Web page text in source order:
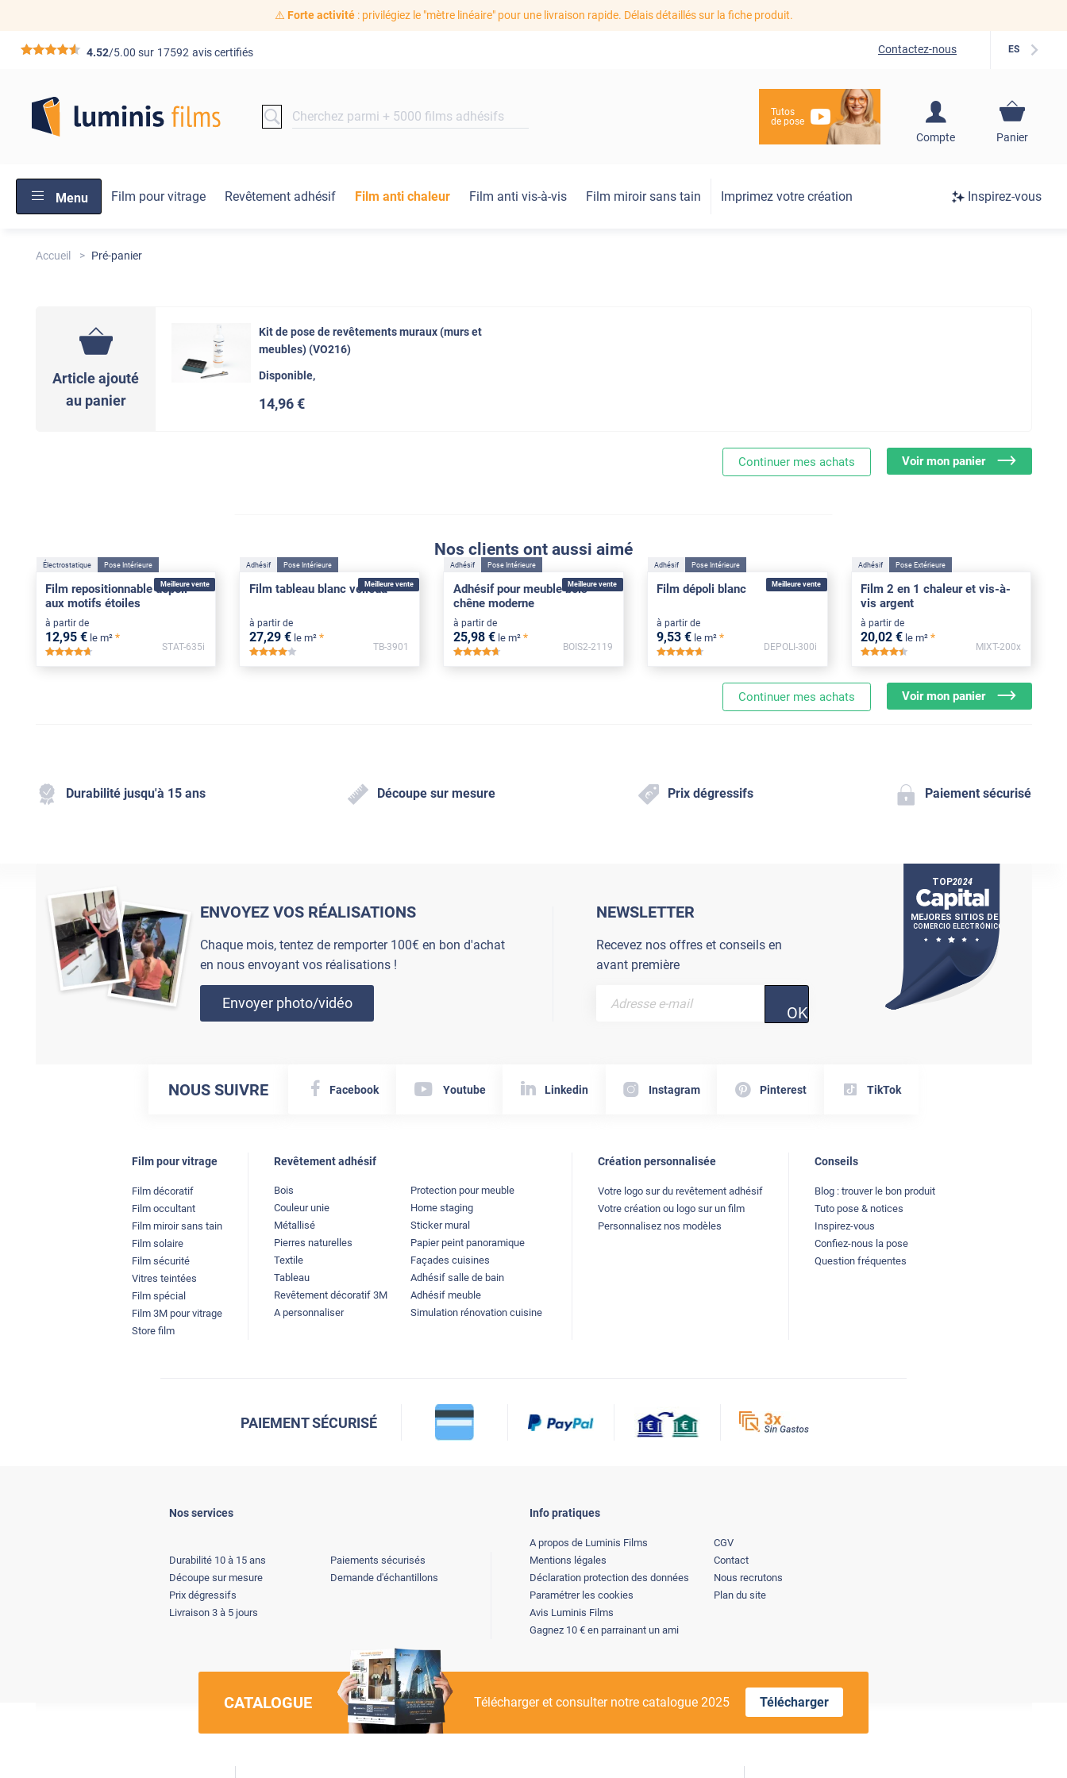
⚠️ Forte activité: privilégiez le "mètre linéaire" pour une livraison rapide. Délais détaillés sur la fiche produit.
*****4.52/5.00 sur 17592 avis certifiés Contactez-nous ES
Tutos
de pose
Compte
S'inscrire / Se
Panier
Menu Film pour vitrage Revêtement adhésif Film anti chaleur Film anti vis-à-vis Film miroir sans tain Imprimez votre création Inspirez-vous
Accueil Pré-panier
Article ajouté
au panier
Kit de pose de revêtements muraux (murs et
meubles) (VO216)
Disponible,
14,96 €
Voir mon panier
Continuer mes achats
Nos clients ont aussi aimé
Meilleure vente
Électrostatique Pose Intérieure
Film repositionnable dépoli
aux motifs étoiles
à partir de
12,95 € le m² *
*****
STAT-635i
Meilleure vente
Adhésif Pose Intérieure
Film tableau blanc velleda
à partir de
27,29 € le m² *
*****
TB-3901
Meilleure vente
Adhésif Pose Intérieure
Adhésif pour meuble bois
chêne moderne
à partir de
25,98 € le m² *
*****
BOIS2-2119
Meilleure vente
Adhésif Pose Intérieure
Film dépoli blanc
à partir de
9,53 € le m² *
*****
DEPOLI-300i
Adhésif Pose Extérieure
Film 2 en 1 chaleur et vis-à-
vis argent
à partir de
20,02 € le m² *
*****
MIXT-200x
Voir mon panier
Continuer mes achats
Durabilité jusqu'à 15 ans Découpe sur mesure Prix dégressifs Paiement sécurisé
ENVOYEZ VOS RÉALISATIONS
Chaque mois, tentez de remporter 100€ en bon d'achat
en nous envoyant vos réalisations !
Envoyer photo/vidéo
NEWSLETTER
Recevez nos offres et conseils en
avant première
OK
NOUS SUIVRE Facebook Youtube Linkedin Instagram Pinterest TikTok
Film pour vitrage
Film décoratif
Film occultant
Film miroir sans tain
Film solaire
Film sécurité
Vitres teintées
Film spécial
Film 3M pour vitrage
Store film
Revêtement adhésif
Bois
Couleur unie
Métallisé
Pierres naturelles
Textile
Tableau
Revêtement décoratif 3M
A personnaliser
Protection pour meuble
Home staging
Sticker mural
Papier peint panoramique
Façades cuisines
Adhésif salle de bain
Adhésif meuble
Simulation rénovation cuisine
Création personnalisée
Votre logo sur du revêtement adhésif
Votre création ou logo sur un film
Personnalisez nos modèles
Conseils
Blog : trouver le bon produit
Tuto pose & notices
Inspirez-vous
Confiez-nous la pose
Question fréquentes
PAIEMENT SÉCURISÉ
Nos services
Durabilité 10 à 15 ans
Découpe sur mesure
Prix dégressifs
Livraison 3 à 5 jours
Paiements sécurisés
Demande d'échantillons
Info pratiques
A propos de Luminis Films
Mentions légales
Déclaration protection des données
Paramétrer les cookies
Avis Luminis Films
Gagnez 10 € en parrainant un ami
CGV
Contact
Nous recrutons
Plan du site
CATALOGUE Télécharger et consulter notre catalogue 2025 Télécharger